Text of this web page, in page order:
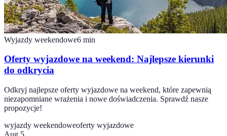
Wyjazdy weekendowe6 min
Oferty wyjazdowe na weekend: Najlepsze kierunki
do odkrycia
Odkryj najlepsze oferty wyjazdowe na weekend, które zapewnią
niezapomniane wrażenia i nowe doświadczenia. Sprawdź nasze
propozycje!
wyjazdy weekendoweoferty wyjazdowe
Aug 5